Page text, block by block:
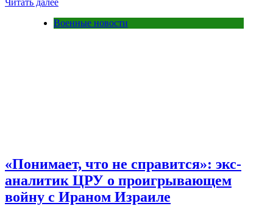
Читать далее
Военные новости
«Понимает, что не справится»: экс-
аналитик ЦРУ о проигрывающем
войну с Ираном Израиле